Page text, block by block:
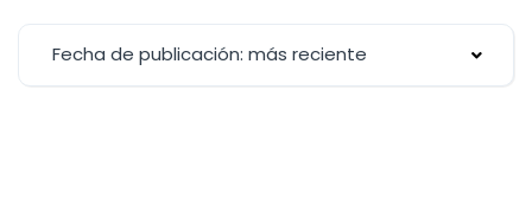
Fecha de publicación: más reciente